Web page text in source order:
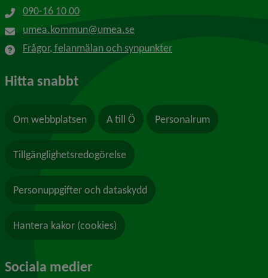
090-16 10 00
umea.kommun@umea.se
Frågor, felanmälan och synpunkter
Hitta snabbt
Om webbplatsen A till Ö Personalrum
Tillgänglighetsredogörelse
Personuppgifter och dataskydd
Hantera kakor (cookies)
Sociala medier